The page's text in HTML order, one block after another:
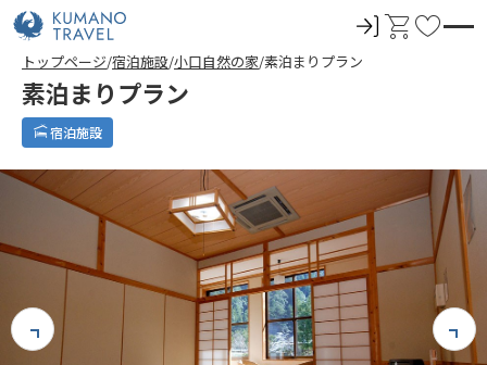
ロ
グ
イ
カ お
トップページ 宿泊施設 小口自然の家 素泊まりプラン
素泊まりプラン
宿泊施設